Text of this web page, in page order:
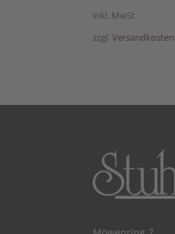
inkl. MwSt.
zzgl.Versandkosten